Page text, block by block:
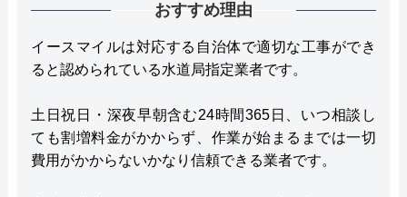
おすすめ理由
イースマイルは対応する自治体で適切な工事ができ
ると認められている水道局指定業者です。
土日祝日・深夜早朝含む24時間365日、いつ相談し
ても割増料金がかからず、作業が始まるまでは一切
費用がかからないかなり信頼できる業者です。